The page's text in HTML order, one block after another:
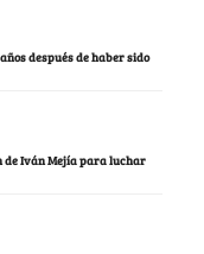
después de haber sido
de Iván Mejía para luchar